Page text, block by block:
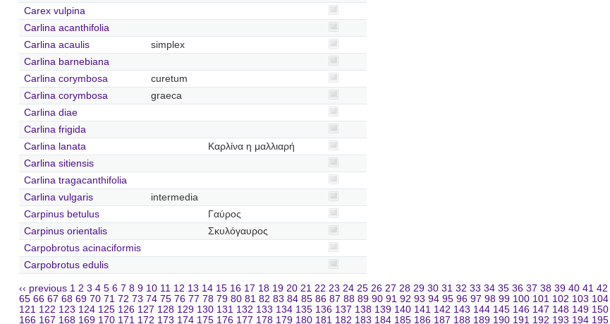
Carex vulpina
Carlina acanthifolia
Carlina acaulis
simplex
Carlina barnebiana
Carlina corymbosa
curetum
Carlina corymbosa
graeca
Carlina diae
Carlina frigida
Carlina lanata
Καρλίνα η μαλλιαρή
Carlina sitiensis
Carlina tragacanthifolia
Carlina vulgaris
intermedia
Carpinus betulus
Γαύρος
Carpinus orientalis
Σκυλόγαυρος
Carpobrotus acinaciformis
Carpobrotus edulis
‹‹ previous 1 2 3 4 5 6 7 8 9 10 11 12 13 14 15 16 17 18 19 20 21 22 23 24 25 26 27 28 29 30 31 32 33 34 35 36 37 38 39 40 41 42
65 66 67 68 69 70 71 72 73 74 75 76 77 78 79 80 81 82 83 84 85 86 87 88 89 90 91 92 93 94 95 96 97 98 99 100 101 102 103 104
121 122 123 124 125 126 127 128 129 130 131 132 133 134 135 136 137 138 139 140 141 142 143 144 145 146 147 148 149 150
166 167 168 169 170 171 172 173 174 175 176 177 178 179 180 181 182 183 184 185 186 187 188 189 190 191 192 193 194 195